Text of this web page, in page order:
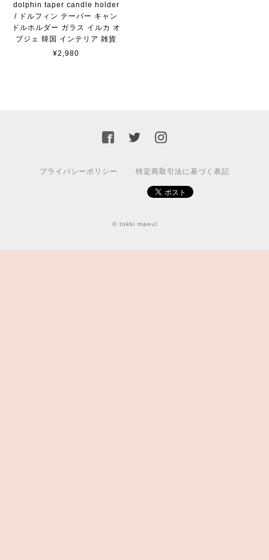
dolphin taper candle holder
/ ドルフィン テーパー キャン
ドルホルダー ガラス イルカ オ
ブジェ 韓国 インテリア 雑貨
¥2,980
プライバシーポリシー 特定商取引法に基づく表記
© tokki maeul